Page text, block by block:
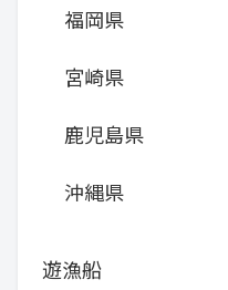
福岡県
宮崎県
鹿児島県
沖縄県
遊漁船